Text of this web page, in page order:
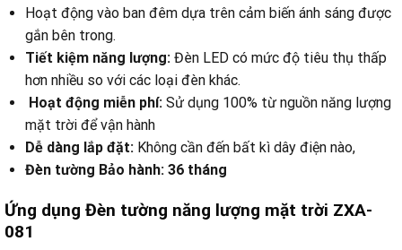
Hoạt động vào ban đêm dựa trên cảm biến ánh sáng được
gắn bên trong.
Tiết kiệm năng lượng: Đèn LED có mức độ tiêu thụ thấp
hơn nhiều so với các loại đèn khác.
Hoạt động miễn phí: Sử dụng 100% từ nguồn năng lượng
mặt trời để vận hành
Dễ dàng lắp đặt: Không cần đến bất kì dây điện nào,
Đèn tường Bảo hành: 36 tháng
Ứng dụng Đèn tường năng lượng mặt trời ZXA-
081